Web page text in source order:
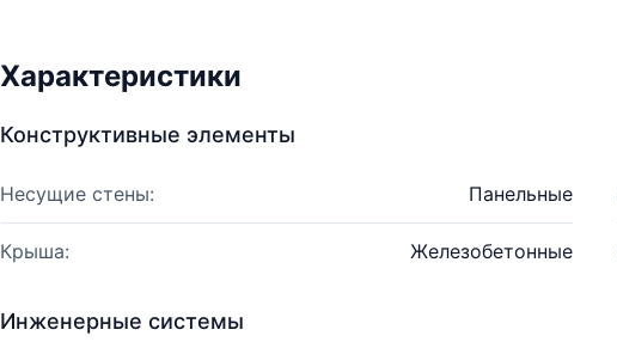
Характеристики
Конструктивные элементы
Несущие стены: Панельные
Крыша: Железобетонные
Инженерные системы